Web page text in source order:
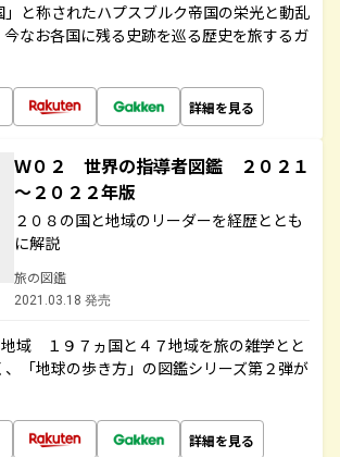
」と称されたハプスブルク帝国の栄光と動乱
なお各国に残る史跡を巡る歴史を旅するガ
詳細を見る
Ｗ０２ 世界の指導者図鑑 ２０２１
～２０２２年版
２０８の国と地域のリーダーを経歴ととも
に解説
旅の図鑑
2021.03.18 発売
地域 １９７ヵ国と４７地域を旅の雑学とと
「地球の歩き方」の図鑑シリーズ第２弾が
詳細を見る